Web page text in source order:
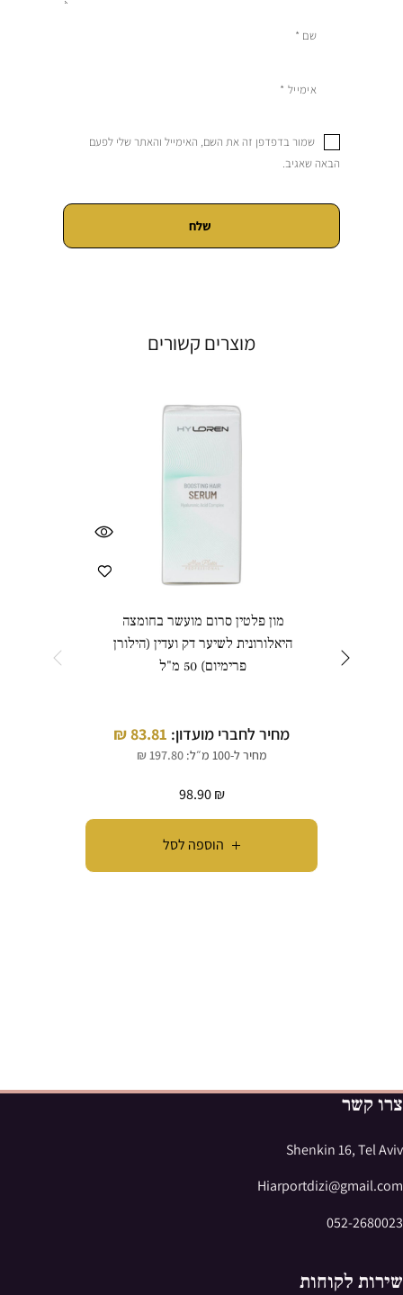
שמור בדפדפן זה את השם, האימייל והאתר שלי לפעם
הבאה שאגיב.
מוצרים קשורים
הוספה לסל
מון פלטין סרום מועשר בחומצה
היאלורונית לשיער דק ועדין (הילורן
פרימיום) 50 מ"ל
מחיר לחברי מועדון: 83.81
₪
מחיר ל-100 מ״ל: 197.80
₪
98.90₪
צרו קשר
Shenkin 16, Tel Aviv
Hiarportdizi@gmail.com
052-2680023
שירות לקוחות